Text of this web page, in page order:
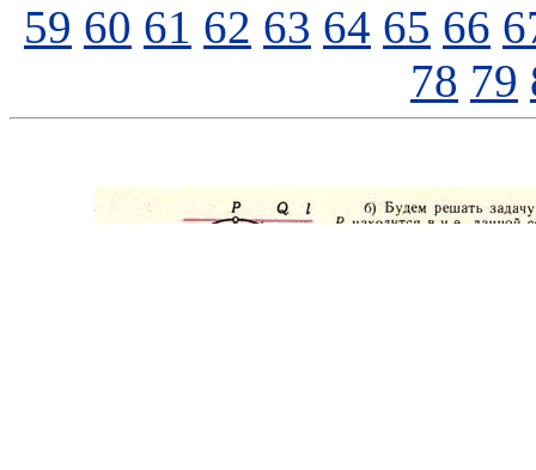
59 60 61 62 63 64 65 66
78 79